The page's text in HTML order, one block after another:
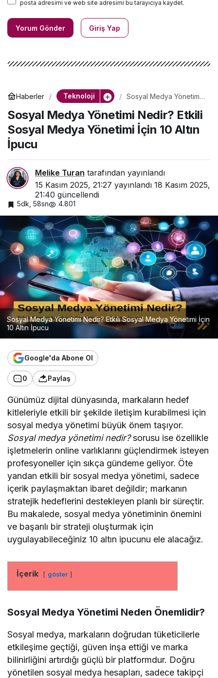
posta adresimi ve web site adresimi bu tarayıcıya kaydet.
Yorum Gönder Giriş Yap
Haberler Teknoloji
Sosyal Medya Yönetimi
Medya Yönetimi İçin 10
Altın İpucu
Sosyal Medya Yönetimi Nedir? Etkili
Sosyal Medya Yönetimi İçin 10 Altın
İpucu
Melike Turan tarafından yayınlandı
15 Kasım 2025, 21:27 yayınlandı 18 Kasım 2025,
21:40 güncellendi
5dk, 58sn 4.801
Sosyal Medya Yönetimi Nedir? Etkili Sosyal Medya Yönetimi İçin
10 Altın İpucu
Google'da Abone Ol
0 Paylaş
Günümüz dijital dünyasında, markaların hedef
kitleleriyle etkili bir şekilde iletişim kurabilmesi için
sosyal medya yönetimi büyük önem taşıyor.
Sosyal medya yönetimi nedir?sorusu ise özellikle
işletmelerin online varlıklarını güçlendirmek isteyen
profesyoneller için sıkça gündeme geliyor. Öte
yandan etkili bir sosyal medya yönetimi, sadece
içerik paylaşmaktan ibaret değildir; markanın
stratejik hedeflerini destekleyen planlı bir süreçtir.
Bu makalede, sosyal medya yönetiminin önemini
ve başarılı bir strateji oluşturmak için
uygulayabileceğiniz 10 altın ipucunu ele alacağız.
İçerik göster
Sosyal Medya Yönetimi Neden Önemlidir?
Sosyal medya, markaların doğrudan tüketicilerle
etkileşime geçtiği, güven inşa ettiği ve marka
bilinirliğini artırdığı güçlü bir platformdur. Doğru
yönetilen sosyal medya hesapları, sadece takipçi